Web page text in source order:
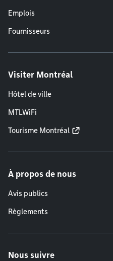
Emplois
Fournisseurs
Visiter Montréal
Hôtel de ville
MTLWiFi
Tourisme Montréal
À propos de nous
Avis publics
Règlements
Nous suivre